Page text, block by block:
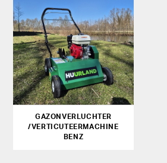
GAZONVERLUCHTER
/VERTICUTEERMACHINE
BENZ